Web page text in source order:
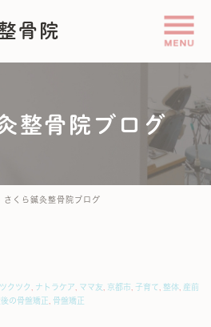
整骨院ブログ
さくら鍼灸整骨院ブログ
ツクツク ナトラケア ママ友 京都市 子育て 整体 産前
後の骨盤矯正 骨盤矯正